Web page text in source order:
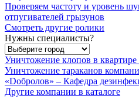
Проверяем частоту и уровень
отпугивателей грызунов
Смотреть другие ролики
Нужны специалисты?
Уничтожение клопов в
Уничтожение тараканов
«Dобролов» – Кафедра
Другие компании в каталоге